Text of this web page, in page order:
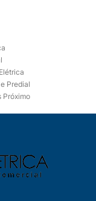
Predial
Próximo